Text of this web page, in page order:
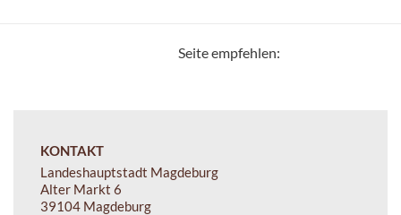
Seite empfehlen:
KONTAKT
Landeshauptstadt Magdeburg
Alter Markt 6
39104 Magdeburg